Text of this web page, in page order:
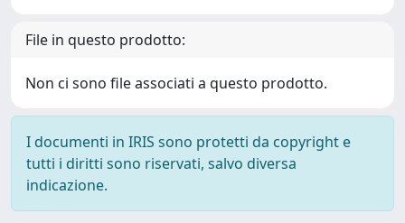
File in questo prodotto:
Non ci sono file associati a questo prodotto.
I documenti in IRIS sono protetti da copyright e
tutti i diritti sono riservati, salvo diversa
indicazione.